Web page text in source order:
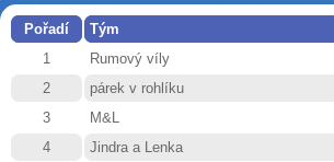
Pořadí
Tým
1
Rumový víly
2
párek v rohlíku
3
M&L
4
Jindra a Lenka